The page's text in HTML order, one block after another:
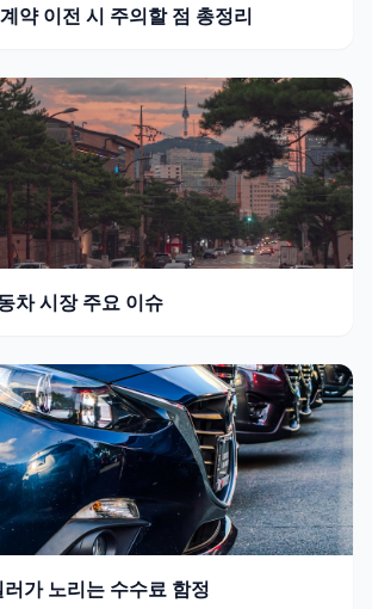
약 이전 시 주의할 점 총정리
차 시장 주요 이슈
가 노리는 수수료 함정